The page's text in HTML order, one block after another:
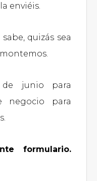
enviéis.
quizás sea
junio para
negocio para
formulario.